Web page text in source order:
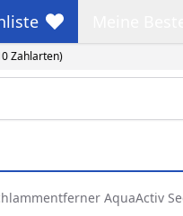
Zahlarten)
AquaActiv